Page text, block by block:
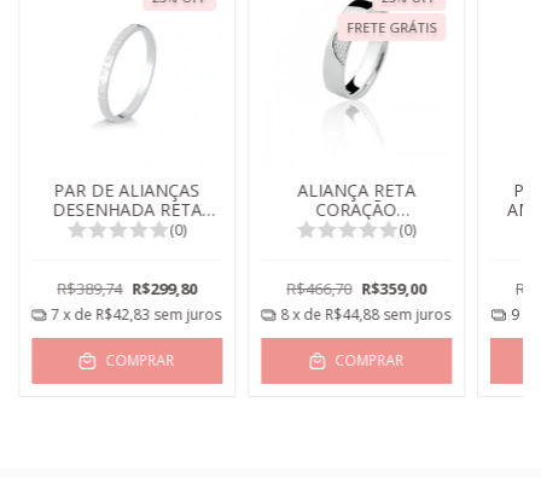
PAR DE ALIANÇAS
DESENHADA RETA
FINA 2MM(0)
R$389,74 R$299,80
7 x de R$42,83 sem juros
COMPRAR
FRETE GRÁTIS
ALIANÇA RETA
CORAÇÃO
TEXTURIZADO
(0)
R$466,70 R$359,00
8x de R$44,88sem juros
COMPRAR
9